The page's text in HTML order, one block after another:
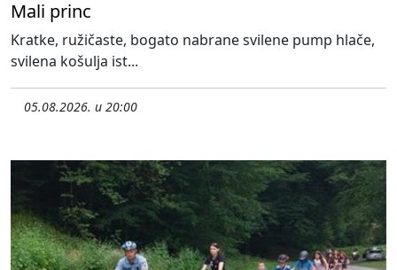
Mali princ
Kratke, ružičaste, bogato nabrane svilene pump hlače,
svilena košulja ist...
05.08.2026. u 20:00